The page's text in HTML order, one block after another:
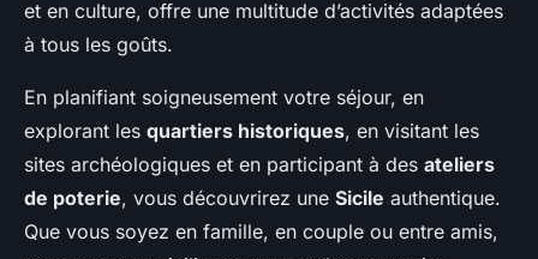
et en culture, offre une multitude d’activités adaptées
à tous les goûts.
En planifiant soigneusement votre séjour, en
explorant les quartiers historiques, en visitant les
sites archéologiques et en participant à des ateliers
de poterie, vous découvrirez une Sicile authentique.
Que vous soyez en famille, en couple ou entre amis,